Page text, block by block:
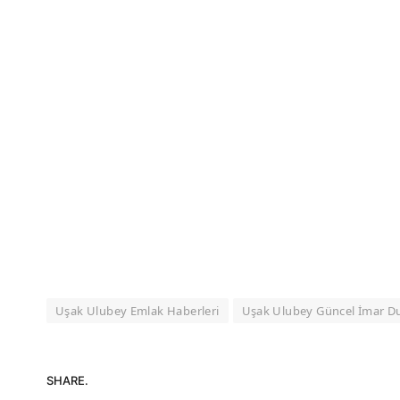
Uşak Ulubey Emlak Haberleri Uşak Ulubey Güncel İmar
SHARE.